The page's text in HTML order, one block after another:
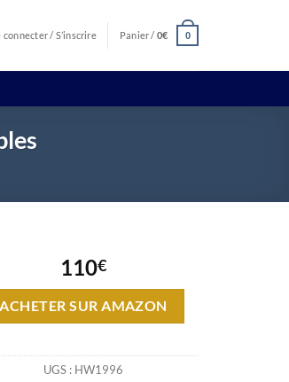
connecter / S’inscrire Panier / 0€ 0
110€
ACHETER SUR AMAZON
UGS : HW1996